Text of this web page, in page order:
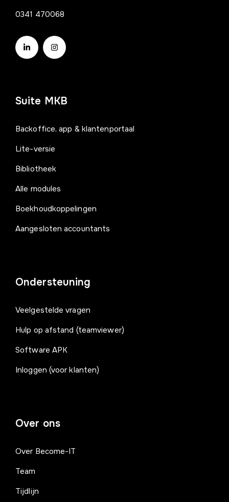
0341 470068
Suite MKB
Backoffice, app & klantenportaal
Lite-versie
Bibliotheek
Alle modules
Boekhoudkoppelingen
Aangesloten accountants
Ondersteuning
Veelgestelde vragen
Hulp op afstand (teamviewer)
Software APK
Inloggen (voor klanten)
Over ons
Over Become-IT
Team
Tijdlijn